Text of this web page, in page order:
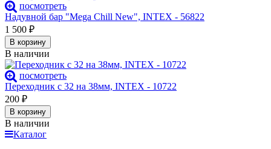
посмотреть
Надувной бар "Mega Chill New", INTEX - 56822
1 500 ₽
В корзину
В наличии
посмотреть
Переходник с 32 на 38мм, INTEX - 10722
200 ₽
В корзину
В наличии
Каталог